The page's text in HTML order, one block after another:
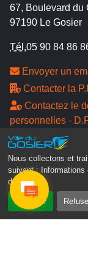
Nous collectons et
suivant :
des pages .
Accepter
67, Boulevard du
97190 Le Gosier
Tél.05 90 84 86
Envoyer un
Contacter la
Contactez le
personnelles -
Suivez-nous